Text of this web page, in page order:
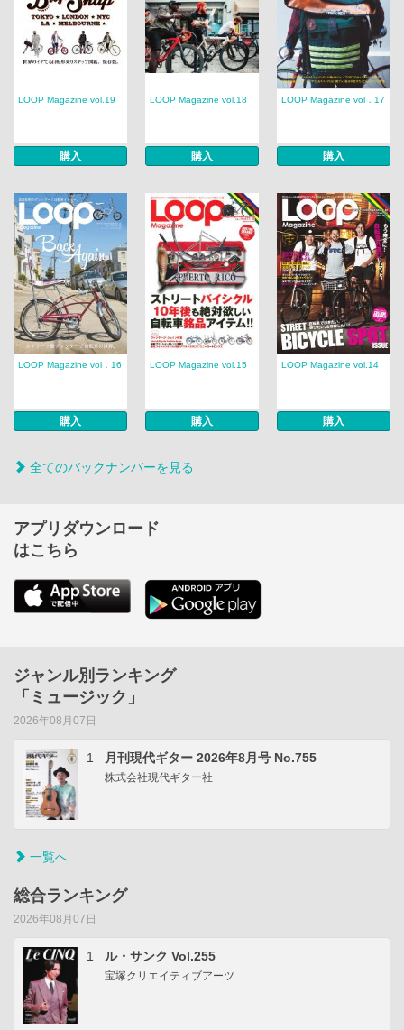
LOOP Magazine vol.19
購入
LOOP Magazine vol.18
購入
LOOP Magazine vol．17
購入
LOOP Magazine vol．16
購入
LOOP Magazine vol.15
購入
LOOP Magazine vol.14
購入
全てのバックナンバーを見る
アプリダウンロード
はこちら
ジャンル別ランキング
「ミュージック」
2026年08月07日
1 月刊現代ギター 2026年8月号 No.755
株式会社現代ギター社
一覧へ
総合ランキング
2026年08月07日
1 ル・サンク Vol.255
宝塚クリエイティブアーツ